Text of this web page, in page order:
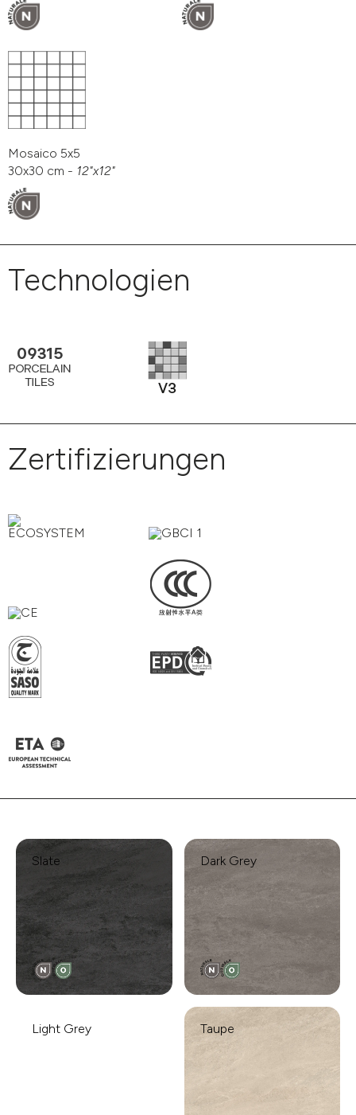
Mosaico 5x5
30x30 cm - 12"x12"
Technologien
Zertifizierungen
Slate Dark Grey
Light Grey Taupe